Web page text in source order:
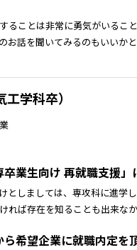
ることは非常に勇気がいるこ
お話を聞いてみるのもいいか
学科卒）
業生向け 再就職支援」
としましては、専攻科に進学
れば存在を知ることも出来な
希望企業に就職内定を